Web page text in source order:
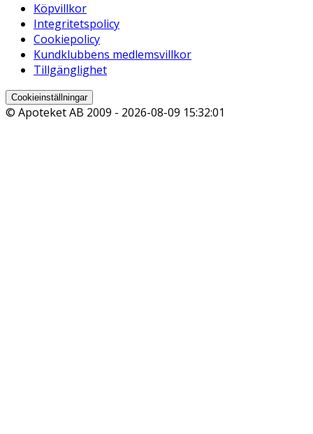
Köpvillkor
Integritetspolicy
Cookiepolicy
Kundklubbens medlemsvillkor
Tillgänglighet
Cookieinställningar
© Apoteket AB 2009 - 2026-08-09 15:32:01